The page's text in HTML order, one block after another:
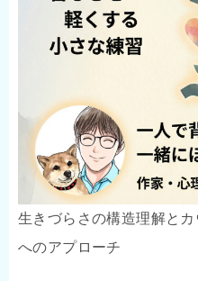
生きづらさの構造理解と
へのアプローチ